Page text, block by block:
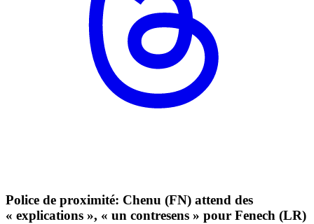
Police de proximité: Chenu (FN) attend des
« explications », « un contresens » pour Fenech (LR)